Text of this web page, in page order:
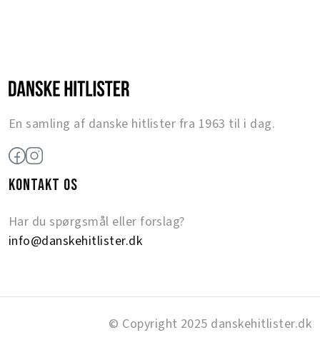
En samling af danske hitlister fra 1963 til i dag.
KONTAKT OS
Har du spørgsmål eller forslag?
info@danskehitlister.dk
© Copyright 2025 danskehitlister.dk